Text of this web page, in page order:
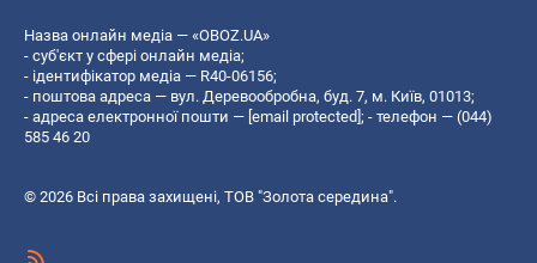
Назва онлайн медіа — «OBOZ.UA»
- суб'єкт у сфері онлайн медіа;
- ідентифікатор медіа — R40-06156;
- поштова адреса — вул. Деревообробна, буд. 7, м. Київ, 01013;
- адреса електронної пошти — [email protected]; - телефон — (044)
585 46 20
© 2026 Всі права захищені, ТОВ "Золота середина".